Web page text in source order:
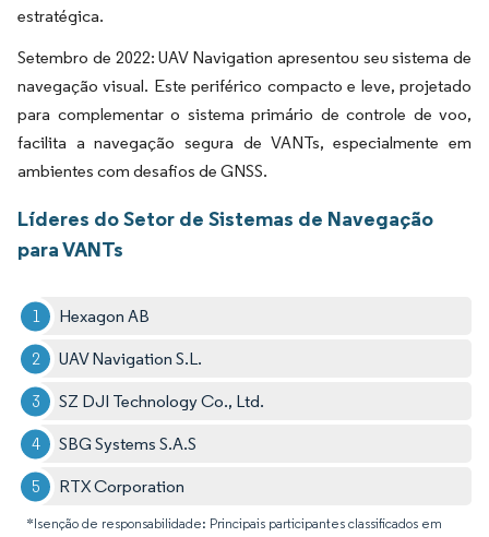
estratégica.
Setembro de 2022: UAV Navigation apresentou seu sistema de
navegação visual. Este periférico compacto e leve, projetado
para complementar o sistema primário de controle de voo,
facilita a navegação segura de VANTs, especialmente em
ambientes com desafios de GNSS.
Líderes do Setor de Sistemas de Navegação
para VANTs
Hexagon AB
UAV Navigation S.L.
SZ DJI Technology Co., Ltd.
SBG Systems S.A.S
RTX Corporation
*Isenção de responsabilidade: Principais participantes classificados em